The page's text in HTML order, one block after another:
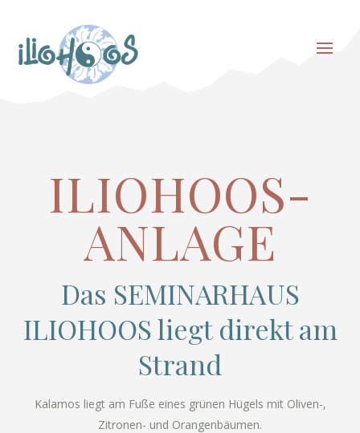
ILIOHOOS-
ANLAGE
Das SEMINARHAUS
ILIOHOOS liegt direkt am
Strand
Kalamos liegt am Fuße eines grünen Hügels mit Oliven-,
Zitronen- und Orangenbäumen.